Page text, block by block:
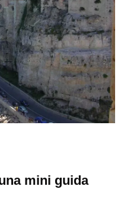
mini guida